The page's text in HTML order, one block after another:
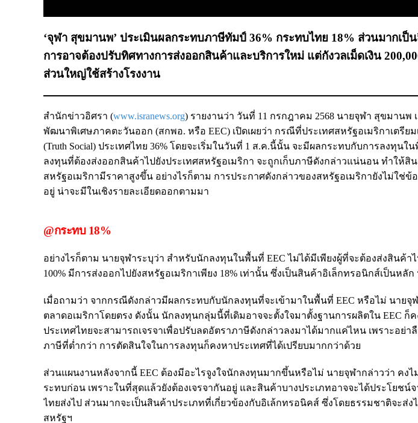
‘จุฬา สุขมานพ’ ประเมินผลกระทบภาษีทัมป์ 36% กระทบไทย 18% ส่วนมากเป็
การอาจต้องปรับทิศทางการส่งออกสินค้าและบริการใหม่ แต่กังวลเม็ดเงิน
ส่วนใหญ่ใช้สร้างโรงงาน
สำนักข่าวอิศรา (www.isranews.org) รายงานว่า วันที่ 11 กรกฎาคม 2568 นายจุฬา สุขมาน
พัฒนาพิเศษภาคตะวันออก (สกพอ. หรือ EEC) เปิดเผยว่า กรณีที่ประเทศสหรัฐอเมริกาเตรีย
(Truth Social) ประเทศไทย 36% โดยจะเริ่มในวันที่ 1 ส.ค.นี้นั้น จะมีผลกระทบกับการลงทุนใ
ลงทุนที่ต้องส่งออกสินค้าไปยังประเทศสหรัฐอเมริกา จะถูกเก็บภาษีดังกล่าวแน่นอน ทำให้สิ
สหรัฐอเมริกามีราคาสูงขึ้น อย่างไรก็ตาม การประกาศดังกล่าวของสหรัฐอเมริกายังไม่ใช่ข้
อยู่ น่าจะมีในเชิงรายละเอียดออกตามมา
@กระทบ 18%
อย่างไรก็ตาม นายจุฬาระบุว่า สำหรับนักลงทุนในพื้นที่ EEC ไม่ได้มีเพียงผู้ที่จะต้องส่งสินค้าไ
100% มีการส่งออกไปยังสหรัฐอเมริกาเพียง 18% เท่านั้น ซึ่งเป็นสินค้าอิเล็กทรอนิกส์เป็นห
เมื่อถามว่า จากกรณีดังกล่าวมีผลกระทบกับนักลงทุนที่จะเข้ามาในพื้นที่ EEC หรือไม่ นายจุ
ตลาดอเมริกาโดยตรง ดังนั้น นักลงทุนกลุ่มนี้ที่เดิมอาจจะตั้งใจมาตั้งฐานการผลิตใน EEC ก็
ประเทศไทยจะสามารถเจรจาเพื่อปรับลดอัตราภาษีดังกล่าวลงมาได้มากแค่ไหน เพราะอย่า
ภาษีที่ต่ำกว่า การตัดสินใจในการลงทุนก็คงหาประเทศที่ได้เปรียบมากกว่าด้วย
ส่วนแผนงานหลังจากนี้ EEC ต้องมีอะไรจูงใจนักลงทุนมากขึ้นหรือไม่ นายจุฬากล่าวว่า คง
ระทบก่อน เพราะในที่สุดแล้วยังต้องเจรจากันอยู่ และสินค้าบางประเภทอาจจะได้ประโยชน์
ไทยส่งไป ส่วนมากจะเป็นสินค้าประเภทที่เกี่ยวข้องกับอิเล้กทรอนิคส์ ซึ่งโดยธรรมชาติจะส่
สหรัฐฯ